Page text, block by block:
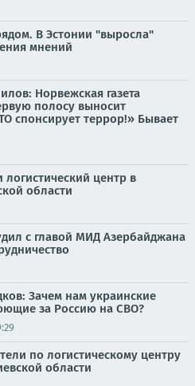
В Эстонии "выросла"
мнений
Норвежская газета
полосу выносит
спонсирует террор!» Бывает
центр в
области
с главой МИД Азербайджана
Зачем нам украинские
за Россию на СВО?
по логистическому центру
области